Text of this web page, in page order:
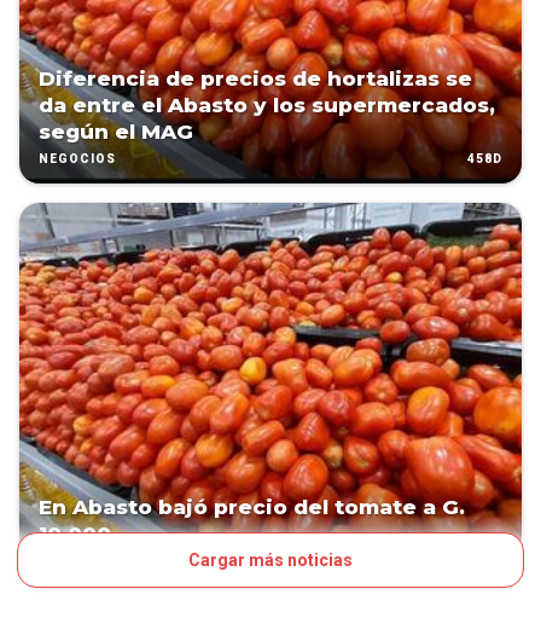
Diferencia de precios de hortalizas se
da entre el Abasto y los supermercados,
según el MAG
NEGOCIOS 458D
En Abasto bajó precio del tomate a G.
10.000
Cargar más noticias